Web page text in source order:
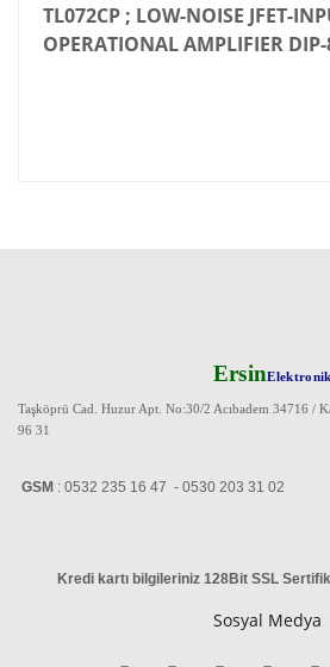
TL072CP ; LOW-NOISE JFET-
OPERATIONAL AMPLIFIER
ErsinElektronik
Taşköprü Cad. Huzur Apt. No:30/2 Acıbadem 34716 /
96 31
GSM : 0532 235 16 47 - 0530 203 31 02
Kredi kartı bilgileriniz 128Bit SSL
Sosyal Medya